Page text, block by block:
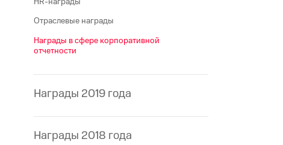
Отраслевые награды
Награды в сфере корпоративной
отчетности
Награды 2019 года
Награды 2018 года